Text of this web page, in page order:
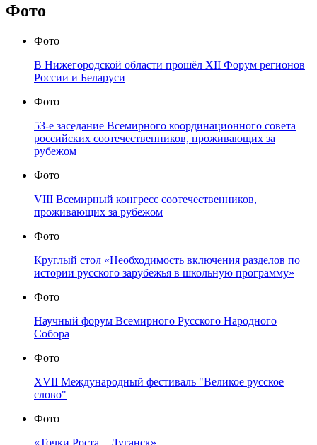
Фото
Фото
В Нижегородской области прошёл XII Форум регионов
России и Беларуси
Фото
53-е заседание Всемирного координационного совета
российских соотечественников, проживающих за
рубежом
Фото
VIII Всемирный конгресс соотечественников,
проживающих за рубежом
Фото
Круглый стол «Необходимость включения разделов по
истории русского зарубежья в школьную программу»
Фото
Научный форум Всемирного Русского Народного
Собора
Фото
XVII Международный фестиваль "Великое русское
слово"
Фото